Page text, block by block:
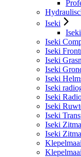
Iseki
Iseki
Iseki
Iseki
Iseki
Iseki
Iseki
Iseki
Iseki
Iseki
Iseki
Iseki